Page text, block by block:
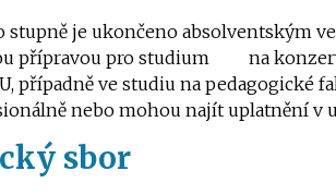
stupně je ukončeno absolventským
přípravou pro studium na
případně ve studiu na pedagogické
nebo mohou najít uplatnění v
sbor